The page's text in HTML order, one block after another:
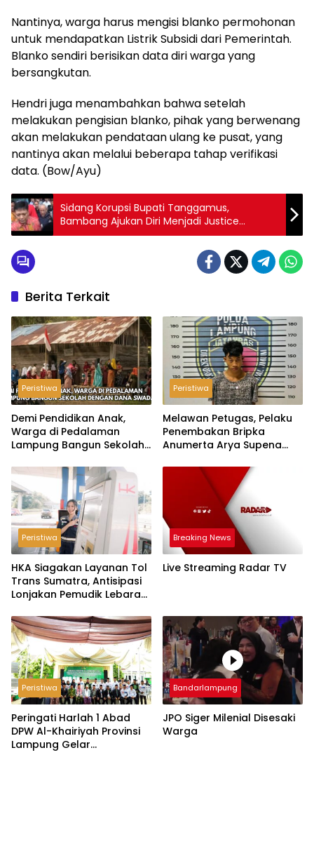
Nantinya, warga harus mengisi blanko permohonan
untuk mendapatkan Listrik Subsidi dari Pemerintah.
Blanko sendiri berisikan data diri warga yang
bersangkutan.
Hendri juga menambahkan bahwa setelah
melakukan pengisian blanko, pihak yang berwenang
akan melakukan pendataan ulang ke pusat, yang
nantinya akan melalui beberapa tahap verifikasi
data. (Bow/Ayu)
Sidang Korupsi Bupati Tanggamus,
Bambang Ajukan Diri Menjadi Justice
Collaborator
Berita Terkait
Peristiwa
Demi Pendidikan Anak,
Warga di Pedalaman
Lampung Bangun Sekolah
Peristiwa
Melawan Petugas, Pelaku
Penembakan Bripka
Anumerta Arya Supena
Hantu
Peristiwa
HKA Siagakan Layanan Tol
Trans Sumatra, Antisipasi
Lonjakan Pemudik Lebaran
Breaking News
Live Streaming Radar TV
Peristiwa
Peringati Harlah 1 Abad
DPW Al-Khairiyah Provinsi
Lampung Gelar
Bandarlampung
JPO Siger Milenial Disesaki
Warga